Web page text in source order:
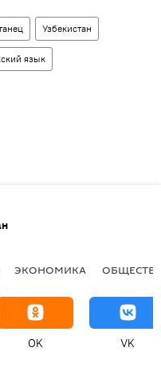
Узбекистан
язык
ЭКОНОМИКА
OK VK